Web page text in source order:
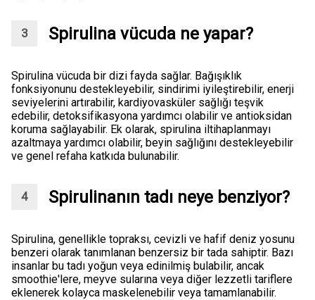
Spirulina vücuda ne yapar?
Spirulina vücuda bir dizi fayda sağlar. Bağışıklık
fonksiyonunu destekleyebilir, sindirimi iyileştirebilir, enerji
seviyelerini artırabilir, kardiyovasküler sağlığı teşvik
edebilir, detoksifikasyona yardımcı olabilir ve antioksidan
koruma sağlayabilir. Ek olarak, spirulina iltihaplanmayı
azaltmaya yardımcı olabilir, beyin sağlığını destekleyebilir
ve genel refaha katkıda bulunabilir.
Spirulinanın tadı neye benziyor?
Spirulina, genellikle topraksı, cevizli ve hafif deniz yosunu
benzeri olarak tanımlanan benzersiz bir tada sahiptir. Bazı
insanlar bu tadı yoğun veya edinilmiş bulabilir, ancak
smoothie'lere, meyve sularına veya diğer lezzetli tariflere
eklenerek kolayca maskelenebilir veya tamamlanabilir.